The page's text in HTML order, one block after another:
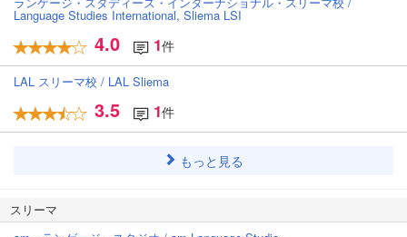
Language Studies International, Sliema LSI
4.0 1件
LAL スリーマ校 / LAL Sliema
3.5 1件
もっと見る
スリーマ